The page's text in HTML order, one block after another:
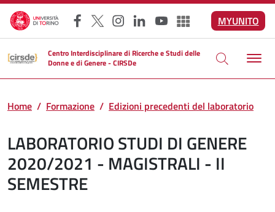
Salta al contenuto principale
Facebook
X Instagram
LinkedInYouTubeAltri social
MYUNITO
Centro Interdisciplinare di Ricerche e Studi delle
Donne e di Genere - CIRSDe
Home Formazione Edizioni precedenti del laboratorio
LABORATORIO STUDI DI GENERE
2020/2021 - MAGISTRALI - II
SEMESTRE